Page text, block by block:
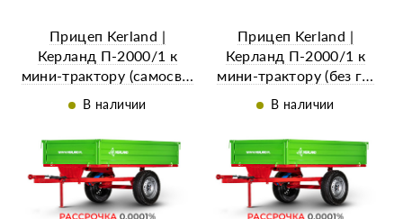
Прицеп Kerland |
Керланд П-2000/1 к
мини-трактору (самосв…
В наличии
Прицеп Kerland |
Керланд П-2000/1 к
мини-трактору (без г…
В наличии
Ещё 9 фотографий